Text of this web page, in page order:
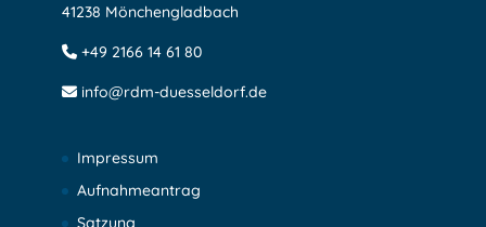
41238 Mönchengladbach
+49 2166 14 61 80
info@rdm-duesseldorf.de
Impressum
Aufnahmeantrag
Satzung